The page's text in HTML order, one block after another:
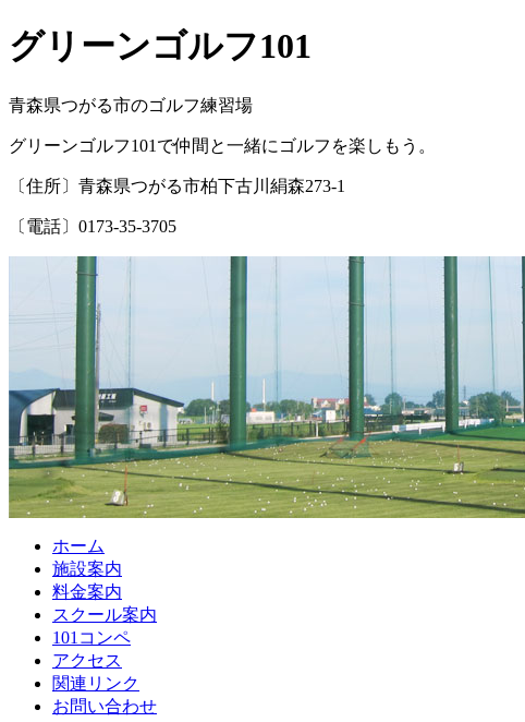
グリーンゴルフ101
青森県つがる市のゴルフ練習場
グリーンゴルフ101で仲間と一緒にゴルフを楽しもう。
〔住所〕青森県つがる市柏下古川絹森273-1
〔電話〕0173-35-3705
ホーム
施設案内
料金案内
スクール案内
101コンペ
アクセス
関連リンク
お問い合わせ